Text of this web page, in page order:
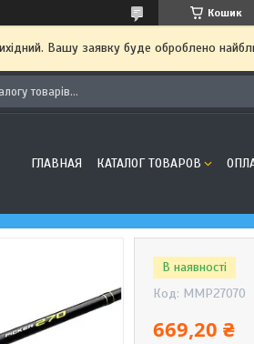
Кошик
Вашу заявку буде оброблено
ГЛАВНАЯ КАТАЛОГ ТОВАРОВ
В наявності
Код: MMP27070
669,20 ₴